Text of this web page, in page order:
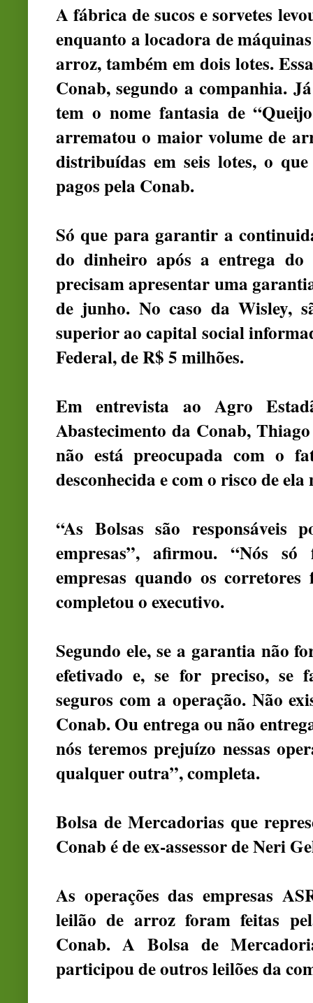
A fábrica de sucos e sorvetes
enquanto a locadora de
arroz, também em dois lotes.
Conab, segundo a companhia.
tem o nome fantasia de
arrematou o maior volume de
distribuídas em seis lotes, o
pagos pela Conab.
Só que para garantir a
do dinheiro após a entrega
precisam apresentar uma
de junho. No caso da Wisley,
superior ao capital social
Federal, de R$ 5 milhões.
Em entrevista ao Agro
Abastecimento da Conab,
não está preocupada com o
desconhecida e com o risco de
“As Bolsas são responsáveis
empresas”, afirmou. “Nós
empresas quando os
completou o executivo.
Segundo ele, se a garantia não
efetivado e, se for preciso, se
seguros com a operação. Não
Conab. Ou entrega ou não
nós teremos prejuízo nessas
qualquer outra”, completa.
Bolsa de Mercadorias que
Conab é de ex-assessor de Neri
As operações das empresas
leilão de arroz foram feitas
Conab. A Bolsa de
participou de outros leilões da